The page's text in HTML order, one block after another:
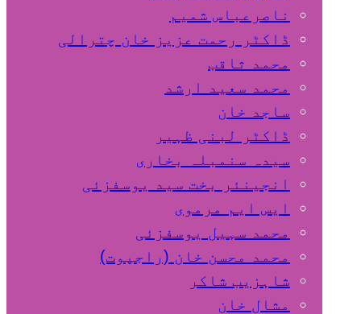
ناصرعباس شمیم
ڈاکٹر رحمت عزیز خان چترالی
محمد ثاقب
محمد سعید ارشد
ساجد خان
ڈاکٹر لبنی ظہیر
سیدہ سنمبلہ بخاری
انجینئر بخت سید یوسفزئی
ایس ایم مرموی
محمد سہیل یوسفزئی
محمد محسن خان (راجپوت)
شاہزیب شاکر
مشال خان